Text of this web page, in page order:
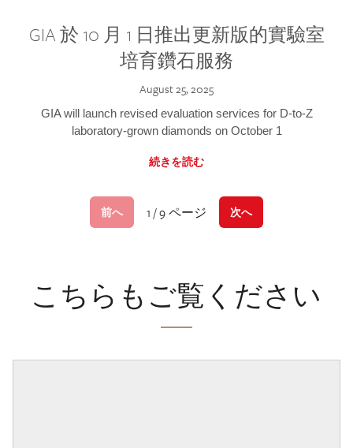
GIA 於 10 月 1 日推出更新版的實驗室
培育鑽石服務
August 25, 2025
GIA will launch revised evaluation services for D-to-Z
laboratory-grown diamonds on October 1
続きを読む
前へ 1 / 9 ページ 次へ
こちらもご覧ください